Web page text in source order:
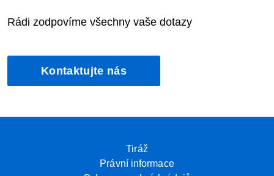
Rádi zodpovíme všechny vaše dotazy
Kontaktujte nás
Tiráž
Právní informace